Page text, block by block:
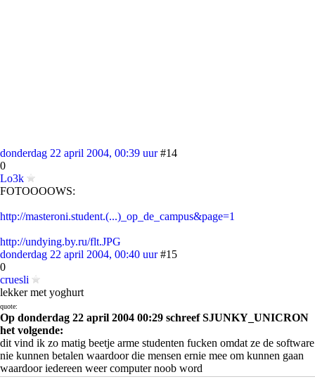
donderdag 22 april 2004, 00:39 uur #14
0
Lo3k
FOTOOOOWS:
http://masteroni.student.(...)_op_de_campus&page=1
http://undying.by.ru/flt.JPG
donderdag 22 april 2004, 00:40 uur #15
0
cruesli
lekker met yoghurt
quote:
Op donderdag 22 april 2004 00:29 schreef SJUNKY_UNICRON
het volgende:
dit vind ik zo matig beetje arme studenten fucken omdat ze de software
nie kunnen betalen waardoor die mensen ernie mee om kunnen gaan
waardoor iedereen weer computer noob word